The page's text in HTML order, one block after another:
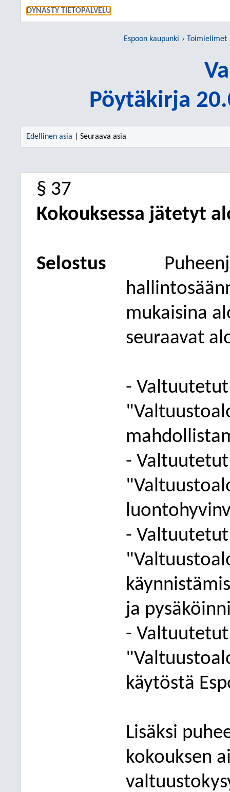
DYNASTY TIETOPALVELU
Espoon kaupunki Toimielimet
Pöytäkirja
Edellinen asia | Seuraava asia
§ 37
Kokouksessa jätetyt
Selostus
mukaisina
seuraavat
-
-
-
ja
-
käytöstä
Lisäksi
kokouksen